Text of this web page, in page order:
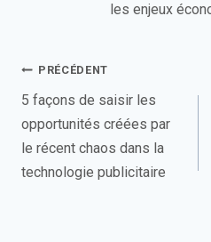
les enjeux
Navigation
de
l’article
PRÉCÉDENT
5 façons de saisir les
opportunités créées par
le récent chaos dans la
technologie publicitaire